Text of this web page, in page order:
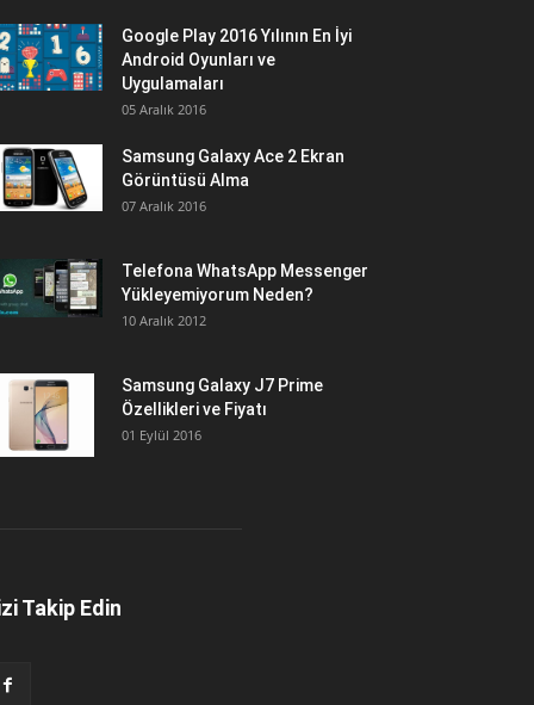
Google Play 2016 Yılının En İyi
Android Oyunları ve
Uygulamaları
05 Aralık 2016
Samsung Galaxy Ace 2 Ekran
Görüntüsü Alma
07 Aralık 2016
Telefona WhatsApp Messenger
Yükleyemiyorum Neden?
10 Aralık 2012
Samsung Galaxy J7 Prime
Özellikleri ve Fiyatı
01 Eylül 2016
Takip Edin